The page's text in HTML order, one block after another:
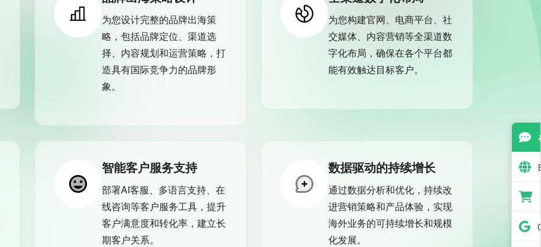
为您设计完整的品牌出海策
略，包括品牌定位、渠道选
择、内容规划和运营策略，打
造具有国际竞争力的品牌形
象。
为您构建官网、电商平台、社
交媒体、内容营销等全渠道数
字化布局，确保在各个平台都
能有效触达目标客户。
智能客户服务支持
部署AI客服、多语言支持、在
线咨询等客户服务工具，提升
客户满意度和转化率，建立长
期客户关系。
数据驱动的持续增长
通过数据分析和优化，持续改
进营销策略和产品体验，实现
海外业务的可持续增长和规模
化发展。